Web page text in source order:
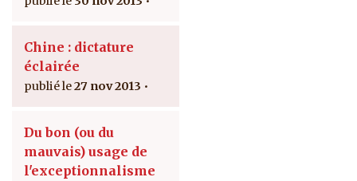
Chine : dictature
éclairée
27 nov 2013
Du bon (ou du
mauvais) usage de
l'exceptionnalisme